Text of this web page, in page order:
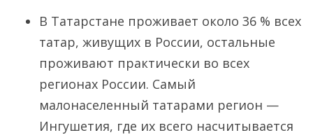
В Татарстане проживает около 36 % всех
татар, живущих в России, остальные
проживают практически во всех
регионах России. Самый
малонаселенный татарами регион —
Ингушетия, где их всего насчитывается